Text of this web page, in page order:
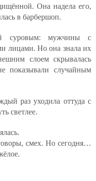
Она надела его,
в барбершоп.
суровым: мужчины с
лицами. Но она знала их
слоем скрывалась
показывали случайным
раз уходила оттуда с
светлее.
смех. Но сегодня…